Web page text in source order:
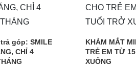
góp: SMILE
CHỈ 4
KHÁM MẮT
TRẺ EM TỪ
XUỐNG